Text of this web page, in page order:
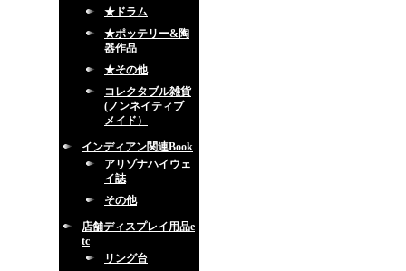
★ドラム
★ポッテリー&陶
器作品
★その他
コレクタブル雑貨
(ノンネイティブ
メイド）
インディアン関連Book
アリゾナハイウェ
イ誌
その他
店舗ディスプレイ用品e
tc
リング台